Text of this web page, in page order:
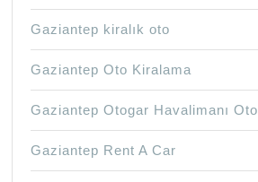
Gaziantep kiralık oto
Gaziantep Oto Kiralama
Gaziantep Otogar Havalimanı Oto
Gaziantep Rent A Car